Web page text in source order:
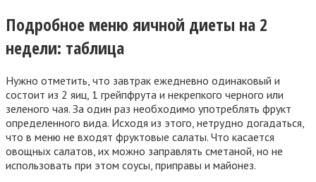
Подробное меню яичной диеты на 2
недели: таблица
Нужно отметить, что завтрак ежедневно одинаковый и
состоит из 2 яиц, 1 грейпфрута и некрепкого черного или
зеленого чая. За один раз необходимо употреблять фрукт
определенного вида. Исходя из этого, нетрудно догадаться,
что в меню не входят фруктовые салаты. Что касается
овощных салатов, их можно заправлять сметаной, но не
использовать при этом соусы, приправы и майонез.